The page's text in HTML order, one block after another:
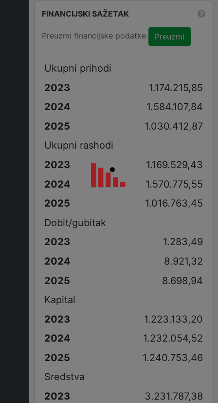
FINANCIJSKI SAŽETAK
Preuzmi financijske podatke Preuzmi
Ukupni prihodi
1.174.215,85
1.584.107,84
1.030.412,87
Ukupni rashodi
1.169.529,43
1.570.775,55
1.016.763,45
Dobit/gubitak
1.283,49
8.921,32
8.698,94
Kapital
1.223.133,20
1.232.054,52
1.240.753,46
Sredstva
3.231.787,38